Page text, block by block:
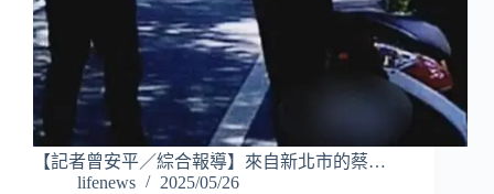
【記者曾安平／綜合報導】來自新北市的蔡…
lifenews
2025/05/26